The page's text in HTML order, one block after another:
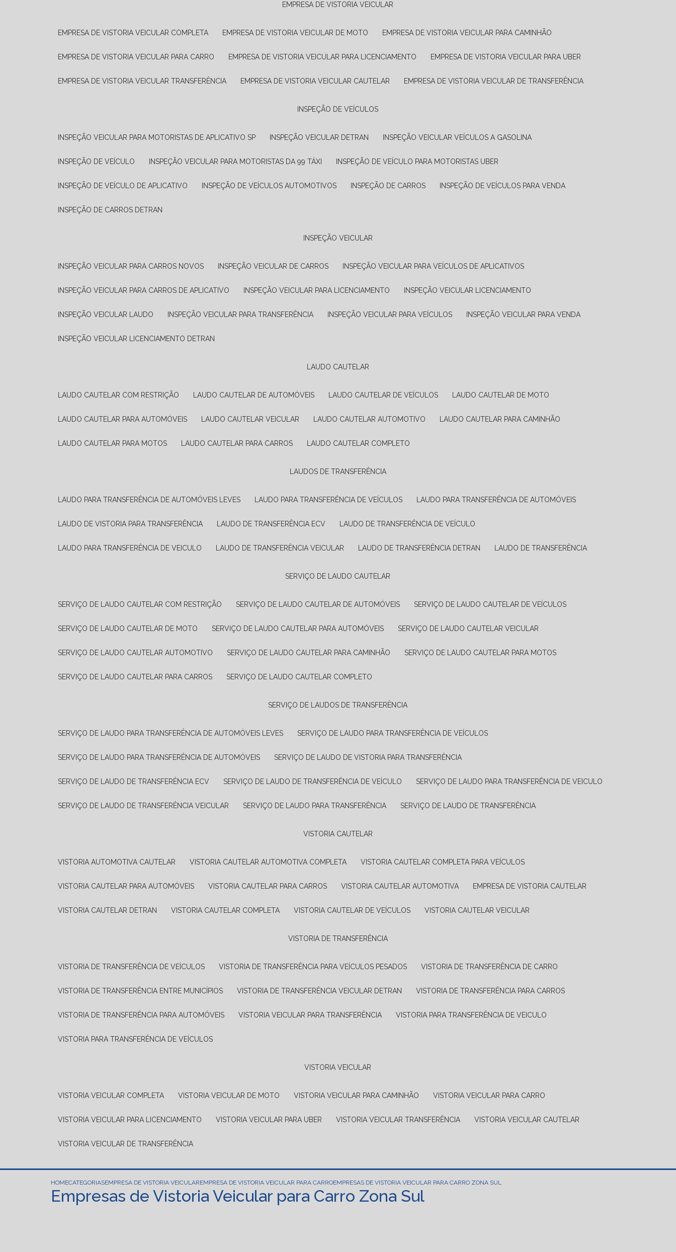
EMPRESA DE VISTORIA VEICULAR
EMPRESA DE VISTORIA VEICULAR COMPLETA EMPRESA DE VISTORIA VEICULAR DE MOTO EMPRESA DE VISTORIA VEICULAR PARA CAMINHÃO
EMPRESA DE VISTORIA VEICULAR PARA CARRO EMPRESA DE VISTORIA VEICULAR PARA LICENCIAMENTO EMPRESA DE VISTORIA VEICULAR PARA UBER
EMPRESA DE VISTORIA VEICULAR TRANSFERÊNCIA EMPRESA DE VISTORIA VEICULAR CAUTELAR EMPRESA DE VISTORIA VEICULAR DE TRANSFERÊNCIA
INSPEÇÃO DE VEÍCULOS
INSPEÇÃO VEICULAR PARA MOTORISTAS DE APLICATIVO SP INSPEÇÃO VEICULAR DETRAN INSPEÇÃO VEICULAR VEÍCULOS A GASOLINA
INSPEÇÃO DE VEÍCULO INSPEÇÃO VEICULAR PARA MOTORISTAS DA 99 TÁXI INSPEÇÃO DE VEÍCULO PARA MOTORISTAS UBER
INSPEÇÃO DE VEÍCULO DE APLICATIVO INSPEÇÃO DE VEÍCULOS AUTOMOTIVOS INSPEÇÃO DE CARROS INSPEÇÃO DE VEÍCULOS PARA VENDA
INSPEÇÃO DE CARROS DETRAN
INSPEÇÃO VEICULAR
INSPEÇÃO VEICULAR PARA CARROS NOVOS INSPEÇÃO VEICULAR DE CARROS INSPEÇÃO VEICULAR PARA VEÍCULOS DE APLICATIVOS
INSPEÇÃO VEICULAR PARA CARROS DE APLICATIVO INSPEÇÃO VEICULAR PARA LICENCIAMENTO INSPEÇÃO VEICULAR LICENCIAMENTO
INSPEÇÃO VEICULAR LAUDO INSPEÇÃO VEICULAR PARA TRANSFERÊNCIA INSPEÇÃO VEICULAR PARA VEÍCULOS INSPEÇÃO VEICULAR PARA VENDA
INSPEÇÃO VEICULAR LICENCIAMENTO DETRAN
LAUDO CAUTELAR
LAUDO CAUTELAR COM RESTRIÇÃO LAUDO CAUTELAR DE AUTOMÓVEIS LAUDO CAUTELAR DE VEÍCULOS LAUDO CAUTELAR DE MOTO
LAUDO CAUTELAR PARA AUTOMÓVEIS LAUDO CAUTELAR VEICULAR LAUDO CAUTELAR AUTOMOTIVO LAUDO CAUTELAR PARA CAMINHÃO
LAUDO CAUTELAR PARA MOTOS LAUDO CAUTELAR PARA CARROS LAUDO CAUTELAR COMPLETO
LAUDOS DE TRANSFERÊNCIA
LAUDO PARA TRANSFERÊNCIA DE AUTOMÓVEIS LEVES LAUDO PARA TRANSFERÊNCIA DE VEÍCULOS LAUDO PARA TRANSFERÊNCIA DE AUTOMÓVEIS
LAUDO DE VISTORIA PARA TRANSFERÊNCIA LAUDO DE TRANSFERÊNCIA ECV LAUDO DE TRANSFERÊNCIA DE VEÍCULO
LAUDO PARA TRANSFERÊNCIA DE VEICULO LAUDO DE TRANSFERÊNCIA VEICULAR LAUDO DE TRANSFERÊNCIA DETRAN LAUDO DE TRANSFERÊNCIA
SERVIÇO DE LAUDO CAUTELAR
SERVIÇO DE LAUDO CAUTELAR COM RESTRIÇÃO SERVIÇO DE LAUDO CAUTELAR DE AUTOMÓVEIS SERVIÇO DE LAUDO CAUTELAR DE VEÍCULOS
SERVIÇO DE LAUDO CAUTELAR DE MOTO SERVIÇO DE LAUDO CAUTELAR PARA AUTOMÓVEIS SERVIÇO DE LAUDO CAUTELAR VEICULAR
SERVIÇO DE LAUDO CAUTELAR AUTOMOTIVO SERVIÇO DE LAUDO CAUTELAR PARA CAMINHÃO SERVIÇO DE LAUDO CAUTELAR PARA MOTOS
SERVIÇO DE LAUDO CAUTELAR PARA CARROS SERVIÇO DE LAUDO CAUTELAR COMPLETO
SERVIÇO DE LAUDOS DE TRANSFERÊNCIA
SERVIÇO DE LAUDO PARA TRANSFERÊNCIA DE AUTOMÓVEIS LEVES SERVIÇO DE LAUDO PARA TRANSFERÊNCIA DE VEÍCULOS
SERVIÇO DE LAUDO PARA TRANSFERÊNCIA DE AUTOMÓVEIS SERVIÇO DE LAUDO DE VISTORIA PARA TRANSFERÊNCIA
SERVIÇO DE LAUDO DE TRANSFERÊNCIA ECV SERVIÇO DE LAUDO DE TRANSFERÊNCIA DE VEÍCULO SERVIÇO DE LAUDO PARA TRANSFERÊNCIA DE VEICULO
SERVIÇO DE LAUDO DE TRANSFERÊNCIA VEICULAR SERVIÇO DE LAUDO PARA TRANSFERÊNCIA SERVIÇO DE LAUDO DE TRANSFERÊNCIA
VISTORIA CAUTELAR
VISTORIA AUTOMOTIVA CAUTELAR VISTORIA CAUTELAR AUTOMOTIVA COMPLETA VISTORIA CAUTELAR COMPLETA PARA VEÍCULOS
VISTORIA CAUTELAR PARA AUTOMÓVEIS VISTORIA CAUTELAR PARA CARROS VISTORIA CAUTELAR AUTOMOTIVA EMPRESA DE VISTORIA CAUTELAR
VISTORIA CAUTELAR DETRAN VISTORIA CAUTELAR COMPLETA VISTORIA CAUTELAR DE VEÍCULOS VISTORIA CAUTELAR VEICULAR
VISTORIA DE TRANSFERÊNCIA
VISTORIA DE TRANSFERÊNCIA DE VEÍCULOS VISTORIA DE TRANSFERÊNCIA PARA VEÍCULOS PESADOS VISTORIA DE TRANSFERÊNCIA DE CARRO
VISTORIA DE TRANSFERÊNCIA ENTRE MUNICÍPIOS VISTORIA DE TRANSFERÊNCIA VEICULAR DETRAN VISTORIA DE TRANSFERÊNCIA PARA CARROS
VISTORIA DE TRANSFERÊNCIA PARA AUTOMÓVEIS VISTORIA VEICULAR PARA TRANSFERÊNCIA VISTORIA PARA TRANSFERÊNCIA DE VEICULO
VISTORIA PARA TRANSFERÊNCIA DE VEÍCULOS
VISTORIA VEICULAR
VISTORIA VEICULAR COMPLETA VISTORIA VEICULAR DE MOTO VISTORIA VEICULAR PARA CAMINHÃO VISTORIA VEICULAR PARA CARRO
VISTORIA VEICULAR PARA LICENCIAMENTO VISTORIA VEICULAR PARA UBER VISTORIA VEICULAR TRANSFERÊNCIA VISTORIA VEICULAR CAUTELAR
VISTORIA VEICULAR DE TRANSFERÊNCIA
HOMECATEGORIASEMPRESA DE VISTORIA VEICULAREMPRESA DE VISTORIA VEICULAR PARA CARROEMPRESAS DE VISTORIA VEICULAR PARA CARRO ZONA SUL
Empresas de Vistoria Veicular para Carro Zona Sul